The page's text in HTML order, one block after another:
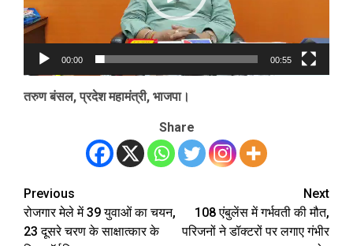
00:00 00:55
तरुण बंसल, प्रदेश महामंत्री, भाजपा।
Share
Post
navigation
Previous
रोजगार मेले में 39 युवाओं का चयन,
23 दूसरे चरण के साक्षात्कार के
Next
108 एंबुलेंस में गर्भवती की मौत,
परिजनों ने डॉक्टरों पर लगाए गंभीर